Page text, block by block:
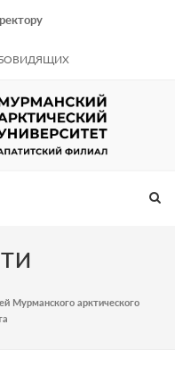
Мурманского арктического